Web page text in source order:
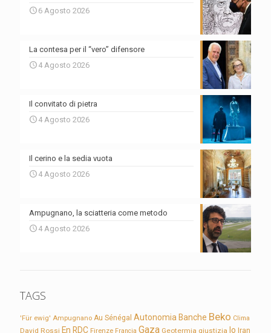
6 Agosto 2026
La contesa per il “vero” difensore
4 Agosto 2026
Il convitato di pietra
4 Agosto 2026
Il cerino e la sedia vuota
4 Agosto 2026
Ampugnano, la sciatteria come metodo
4 Agosto 2026
TAGS
'Für ewig' Ampugnano Au Sénégal Autonomia Banche Beko Clima
David Rossi En RDC Firenze Francia Gaza Geotermia giustizia Io Iran